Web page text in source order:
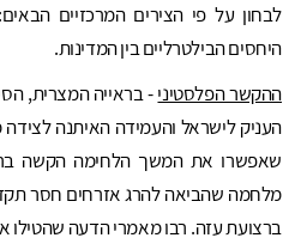
לבחון על פי הצירים המרכזיים
היחסים הבילטרליים בין המדינות.
ההקשר הפלסטיני- בראייה המצרית,
העניק לישראל והעמידה האיתנה
שאפשרו את המשך הלחימה הקשה
מלחמה שהביאה להרג אזרחים חסר
ברצועת עזה. רבו מאמרי הדעה